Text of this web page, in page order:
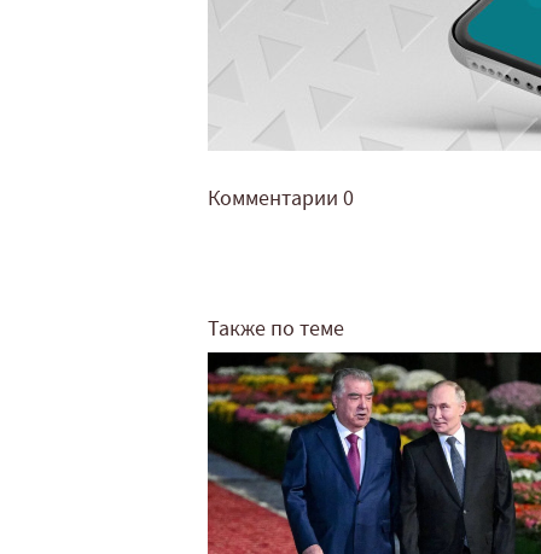
Комментарии 0
Также по теме